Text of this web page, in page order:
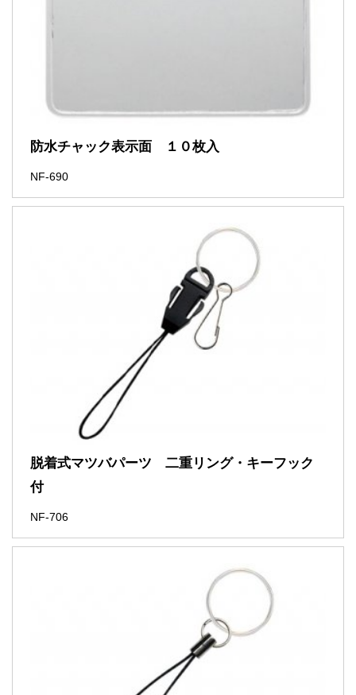
防水チャック表示面 １０枚入
NF-690
脱着式マツバパーツ 二重リング・キーフック
付
NF-706